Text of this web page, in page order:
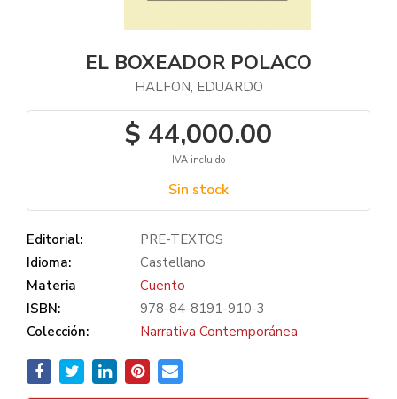
EL BOXEADOR POLACO
HALFON, EDUARDO
$ 44,000.00
IVA incluido
Sin stock
Editorial:
PRE-TEXTOS
Idioma:
Castellano
Materia
Cuento
ISBN:
978-84-8191-910-3
Colección:
Narrativa Contemporánea